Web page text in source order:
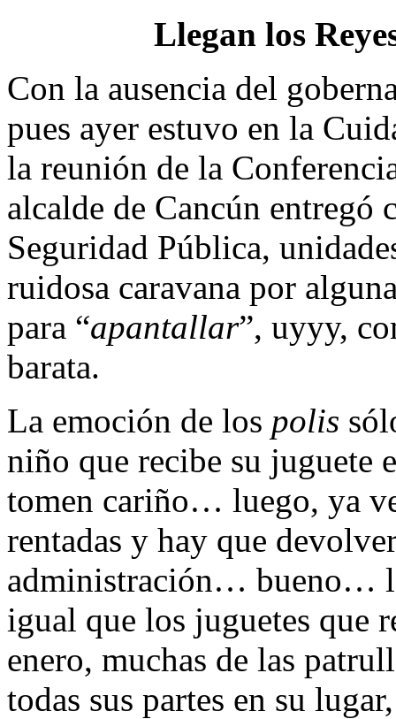
Llegan los
Con la ausencia del
pues ayer estuvo en la
la reunión de la
alcalde de Cancún entregó
Seguridad Pública,
ruidosa caravana por
para “apantallar”, uyyy,
barata.
La emoción de los polis
niño que recibe su juguete
tomen cariño… luego, ya
rentadas y hay que
administración… bueno…
igual que los juguetes que
enero, muchas de las
todas sus partes en su